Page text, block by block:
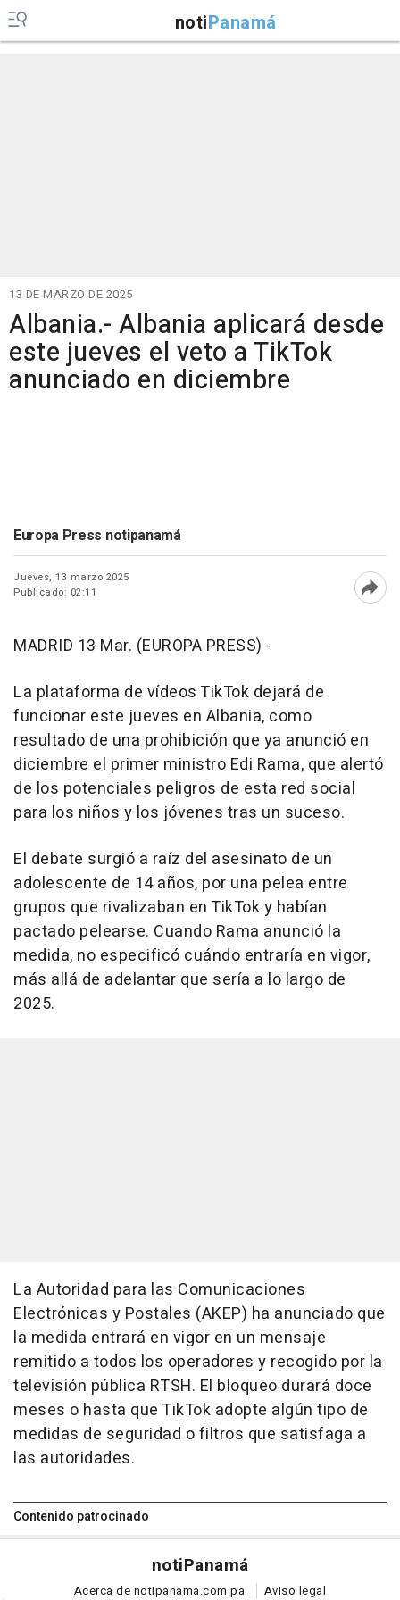
notiPanamá
13 DE MARZO DE 2025
Albania.- Albania aplicará desde
este jueves el veto a TikTok
anunciado en diciembre
Europa Press notipanamá
Jueves, 13 marzo 2025
Publicado: 02:11
MADRID 13 Mar. (EUROPA PRESS) -
La plataforma de vídeos TikTok dejará de
funcionar este jueves en Albania, como
resultado de una prohibición que ya anunció en
diciembre el primer ministro Edi Rama, que alertó
de los potenciales peligros de esta red social
para los niños y los jóvenes tras un suceso.
El debate surgió a raíz del asesinato de un
adolescente de 14 años, por una pelea entre
grupos que rivalizaban en TikTok y habían
pactado pelearse. Cuando Rama anunció la
medida, no especificó cuándo entraría en vigor,
más allá de adelantar que sería a lo largo de
2025.
La Autoridad para las Comunicaciones
Electrónicas y Postales (AKEP) ha anunciado que
la medida entrará en vigor en un mensaje
remitido a todos los operadores y recogido por la
televisión pública RTSH. El bloqueo durará doce
meses o hasta que TikTok adopte algún tipo de
medidas de seguridad o filtros que satisfaga a
las autoridades.
Contenido patrocinado
notiPanamá
Acerca de notipanama.com.pa
Aviso legal